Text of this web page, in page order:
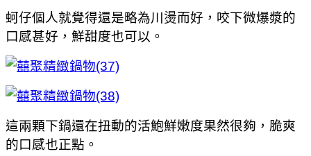
蚵仔個人就覺得還是略為川燙而好，咬下微爆漿的
口感甚好，鮮甜度也可以。
這兩顆下鍋還在扭動的活鮑鮮嫩度果然很夠，脆爽
的口感也正點。